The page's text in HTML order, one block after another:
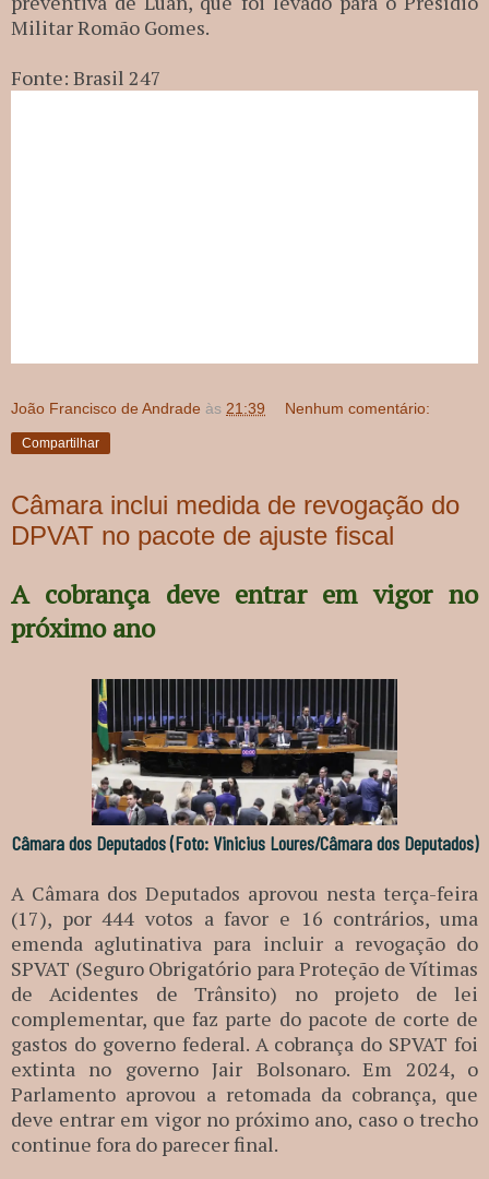
Militar Romão Gomes.
Fonte: Brasil 247
João Francisco de Andrade às 21:39 Nenhum comentário:
Compartilhar
Câmara inclui medida de revogação do
DPVAT no pacote de ajuste fiscal
A cobrança deve entrar em vigor no
próximo ano
Câmara dos Deputados (Foto: Vinicius Loures/Câmara dos Deputados)
A Câmara dos Deputados aprovou nesta terça-feira
(17), por 444 votos a favor e 16 contrários, uma
emenda aglutinativa para incluir a revogação do
SPVAT (Seguro Obrigatório para Proteção de Vítimas
de Acidentes de Trânsito) no projeto de lei
complementar, que faz parte do pacote de corte de
gastos do governo federal. A cobrança do SPVAT foi
extinta no governo Jair Bolsonaro. Em 2024, o
Parlamento aprovou a retomada da cobrança, que
deve entrar em vigor no próximo ano, caso o trecho
continue fora do parecer final.